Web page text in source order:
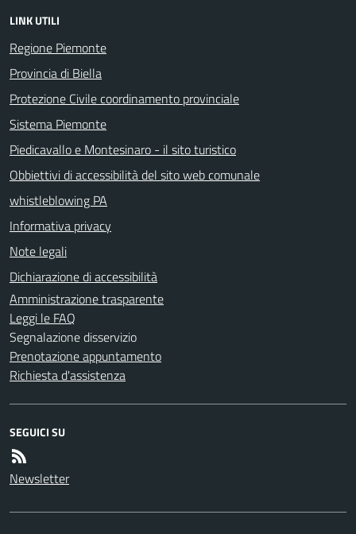
LINK UTILI
Regione Piemonte
Provincia di Biella
Protezione Civile coordinamento provinciale
Sistema Piemonte
Piedicavallo e Montesinaro - il sito turistico
Obbiettivi di accessibilità del sito web comunale
whistleblowing PA
Informativa privacy
Note legali
Dichiarazione di accessibilità
Amministrazione trasparente
Leggi le FAQ
Segnalazione disservizio
Prenotazione appuntamento
Richiesta d'assistenza
SEGUICI SU
Newsletter